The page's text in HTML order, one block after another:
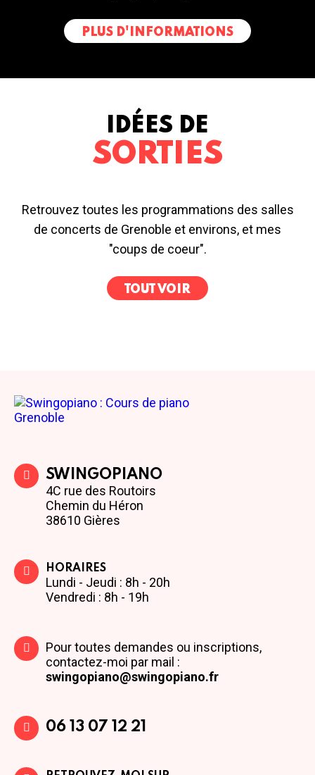
PLUS D'INFORMATIONS
IDÉES DE
SORTIES
Retrouvez toutes les programmations des salles
de concerts de Grenoble et environs, et mes
"coups de coeur".
TOUT VOIR
SWINGOPIANO
4C rue des Routoirs
Chemin du Héron
38610 Gières
HORAIRES
Lundi - Jeudi : 8h - 20h
Vendredi : 8h - 19h
Pour toutes demandes ou inscriptions,
contactez-moi par mail :
swingopiano@swingopiano.fr
06 13 07 12 21